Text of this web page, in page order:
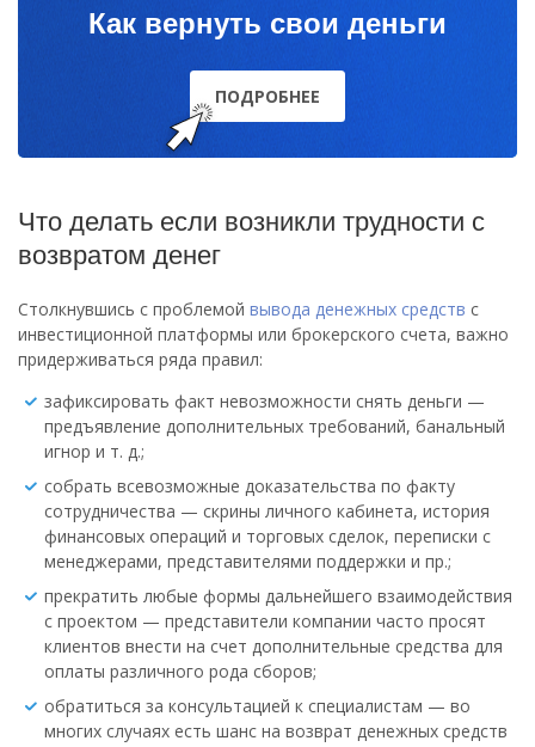
Как вернуть свои деньги
ПОДРОБНЕЕ
Что делать если возникли трудности с
возвратом денег
Столкнувшись с проблемой вывода денежных средств с
инвестиционной платформы или брокерского счета, важно
придерживаться ряда правил:
зафиксировать факт невозможности снять деньги —
предъявление дополнительных требований, банальный
игнор и т. д.;
собрать всевозможные доказательства по факту
сотрудничества — скрины личного кабинета, история
финансовых операций и торговых сделок, переписки с
менеджерами, представителями поддержки и пр.;
прекратить любые формы дальнейшего взаимодействия
с проектом — представители компании часто просят
клиентов внести на счет дополнительные средства для
оплаты различного рода сборов;
обратиться за консультацией к специалистам — во
многих случаях есть шанс на возврат денежных средств